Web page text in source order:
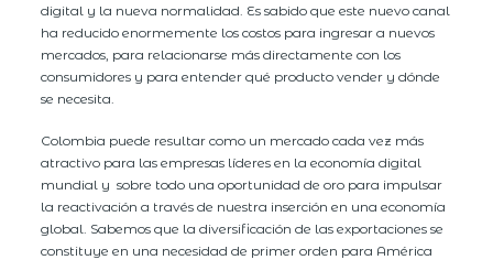
digital y la nueva normalidad. Es sabido que este nuevo canal
ha reducido enormemente los costos para ingresar a nuevos
mercados, para relacionarse más directamente con los
consumidores y para entender qué producto vender y dónde
se necesita.
Colombia puede resultar como un mercado cada vez más
atractivo para las empresas líderes en la economía digital
mundial y sobre todo una oportunidad de oro para impulsar
la reactivación a través de nuestra inserción en una economía
global. Sabemos que la diversificación de las exportaciones se
constituye en una necesidad de primer orden para América